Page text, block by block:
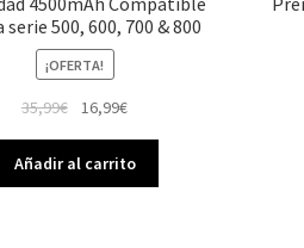
500, 600, 700 & 800
¡OFERTA!
35,99€
original
era:
16,99€El
actual
es:
Añadir al carrito